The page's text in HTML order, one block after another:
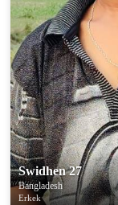
Swidhen 27
Bangladesh
Erkek